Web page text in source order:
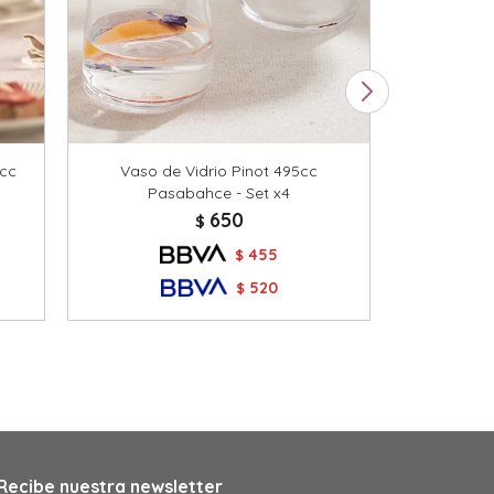
Vaso de Vidrio Pinot 495cc
Pasabahce - Set x4
$ 650
$ 455
$ 520
nuestra newsletter